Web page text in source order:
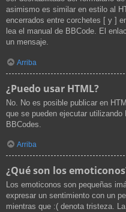
asimismo es similar en estilo al
encerrados entre corchetes [ y ]
lea el manual de BBCode. El
un mensaje.
Arriba
¿Puedo usar HTML?
No. No es posible publicar en
que se pueden ejecutar
BBCodes.
Arriba
¿Qué son los
Los emoticonos son pequeñas
expresar un sentimiento con un
mientras que :( denota tristeza.